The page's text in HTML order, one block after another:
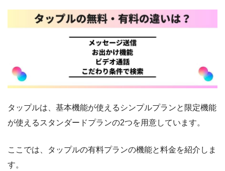
タップルは、基本機能が使えるシンプルプランと限定機能
が使えるスタンダードプランの2つを用意しています。
ここでは、タップルの有料プランの機能と料金を紹介しま
す。